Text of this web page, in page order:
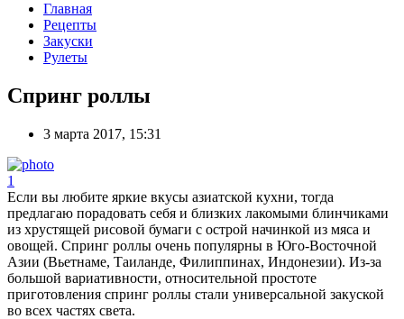
Главная
Рецепты
Закуски
Рулеты
Спринг роллы
3 марта 2017, 15:31
1
Если вы любите яркие вкусы азиатской кухни, тогда
предлагаю порадовать себя и близких лакомыми блинчиками
из хрустящей рисовой бумаги с острой начинкой из мяса и
овощей. Спринг роллы очень популярны в Юго-Восточной
Азии (Вьетнаме, Таиланде, Филиппинах, Индонезии). Из-за
большой вариативности, относительной простоте
приготовления спринг роллы стали универсальной закуской
во всех частях света.